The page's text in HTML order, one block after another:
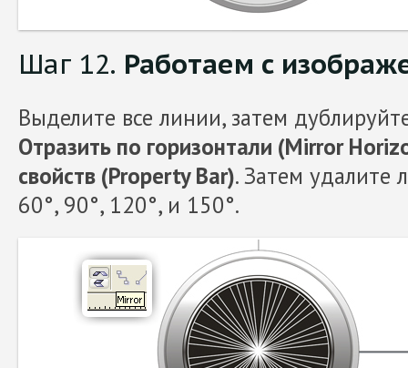
Шаг 12. Работаем с
Выделите все линии, затем
Отразить по горизонтали (Mirror
свойств (Property Bar). Затем удалите
60°, 90°, 120°, и 150°.